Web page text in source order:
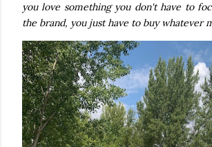
you love something you don't have to
the brand, you just have to buy whatever